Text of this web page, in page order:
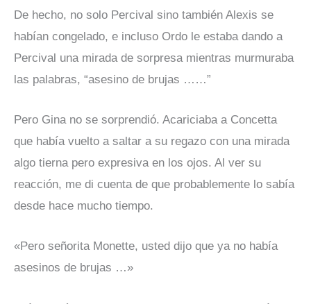
De hecho, no solo Percival sino también Alexis se
habían congelado, e incluso Ordo le estaba dando a
Percival una mirada de sorpresa mientras murmuraba
las palabras, “asesino de brujas ……”
Pero Gina no se sorprendió. Acariciaba a Concetta
que había vuelto a saltar a su regazo con una mirada
algo tierna pero expresiva en los ojos. Al ver su
reacción, me di cuenta de que probablemente lo sabía
desde hace mucho tiempo.
«Pero señorita Monette, usted dijo que ya no había
asesinos de brujas …»